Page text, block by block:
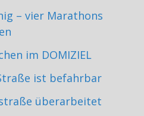
– vier Marathons
im DOMIZIEL
ist befahrbar
überarbeitet